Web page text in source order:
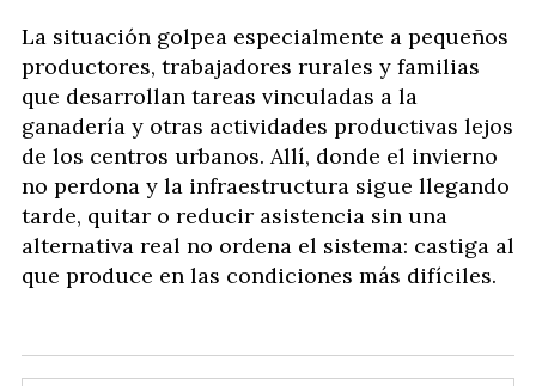
La situación golpea especialmente a pequeños
productores, trabajadores rurales y familias
que desarrollan tareas vinculadas a la
ganadería y otras actividades productivas lejos
de los centros urbanos. Allí, donde el invierno
no perdona y la infraestructura sigue llegando
tarde, quitar o reducir asistencia sin una
alternativa real no ordena el sistema: castiga al
que produce en las condiciones más difíciles.